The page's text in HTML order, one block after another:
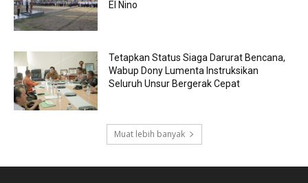
El Nino
Tetapkan Status Siaga Darurat Bencana,
Wabup Dony Lumenta Instruksikan
Seluruh Unsur Bergerak Cepat
Muat lebih banyak